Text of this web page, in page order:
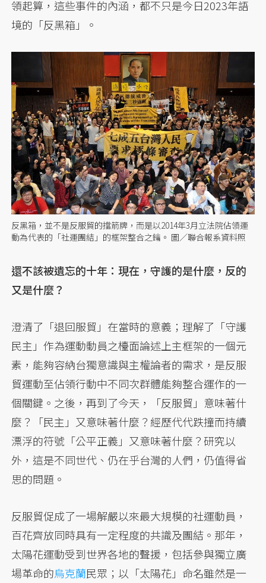
領起算，這些事件的內涵，都不只是今日2023年語
境的「反黑箱」。
反黑箱，並不是反服貿的擋箭牌，而是以2014年3月立法院佔領運
動為代表的「社運團結」的框架整合之鑰。 圖／聯合報系資料照
還不該被遺忘的十年：現在，守護的是什麼，反的
又是什麼？
澄清了「退回服貿」在當時的意義；理解了「守護
民主」作為運動動員之檯面論述上主框架的一個元
素，能夠容納台獨意識與主權論者的需求，是反服
貿運動至佔領行動中不同次群體能夠整合運作的一
個關鍵。之後，再到了今天，「反服貿」意味著什
麼？「民主」又意味著什麼？經歷代代跌撞而持續
漂浮的符號「公平正義」又意味著什麼？研究以
外，這是不同世代、仍在乎台灣的人們，仍值得省
思的問題。
反服貿促成了一場解嚴以來最大規模的社運動員，
百花齊放同時具有一定程度的共識及團結。那年，
太陽花運動受到世界各地的聲援，包括參與獨立廣
場革命的烏克蘭民眾；以「太陽花」命名雖然是一